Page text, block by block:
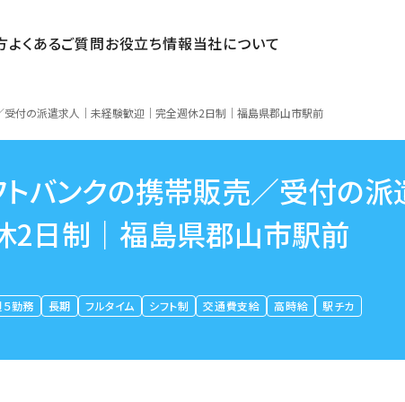
よくあるご質問お役立ち情報当社について
受付の派遣求人｜未経験歓迎｜完全週休2日制｜福島県郡山市駅前
バンクの携帯販売／受付の派
2日制｜福島県郡山市駅前
勤務 長期 フルタイム シフト制 交通費支給 高時給
駅チカ